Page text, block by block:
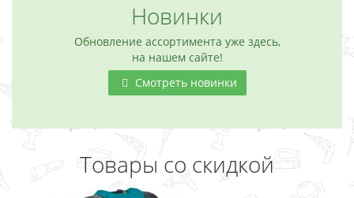
Новинки
Обновление ассортимента уже здесь,
на нашем сайте!
Смотреть новинки
Товары со скидкой